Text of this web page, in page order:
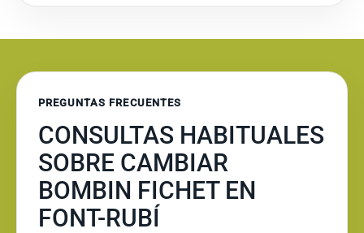
PREGUNTAS FRECUENTES
CONSULTAS HABITUALES
SOBRE CAMBIAR
BOMBIN FICHET EN
FONT-RUBÍ